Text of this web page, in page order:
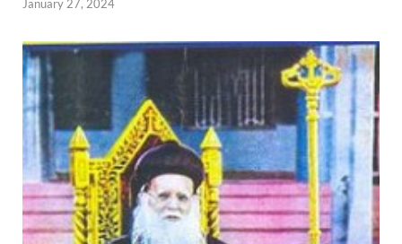
January 27, 2024